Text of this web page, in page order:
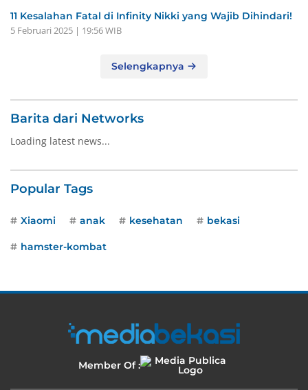
11 Kesalahan Fatal di Infinity Nikki yang Wajib Dihindari!
5 Februari 2025 | 19:56 WIB
Selengkapnya
Barita dari Networks
Loading latest news...
Popular Tags
Xiaomi anak kesehatan bekasi
hamster-kombat
Member Of :